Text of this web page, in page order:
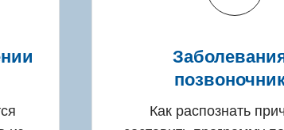
Как распознать